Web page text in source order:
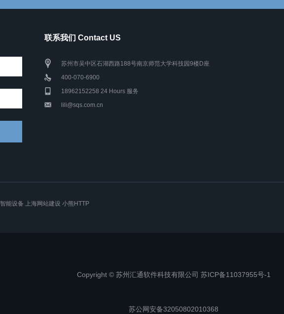
联系我们 Contact US
苏州市吴中区石湖西路188号南京师范大学科技园9楼D座
400-070-6900
18962152258 24 Hours 服务
lili@sqs.com.cn
智能设备 上海网站建设 小熊HTTP
Copyright © 苏州汇通软件科技有限公司 苏ICP备11037955号-1
苏公网安备32050802010368